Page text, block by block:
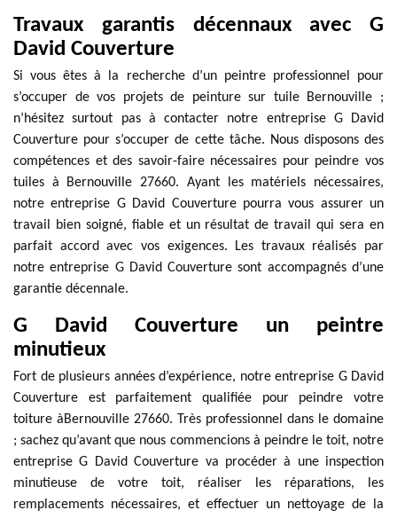
Travaux garantis décennaux avec G
David Couverture
Si vous êtes à la recherche d’un peintre professionnel pour
s’occuper de vos projets de peinture sur tuile Bernouville ;
n’hésitez surtout pas à contacter notre entreprise G David
Couverture pour s’occuper de cette tâche. Nous disposons des
compétences et des savoir-faire nécessaires pour peindre vos
tuiles à Bernouville 27660. Ayant les matériels nécessaires,
notre entreprise G David Couverture pourra vous assurer un
travail bien soigné, fiable et un résultat de travail qui sera en
parfait accord avec vos exigences. Les travaux réalisés par
notre entreprise G David Couverture sont accompagnés d’une
garantie décennale.
G David Couverture un peintre
minutieux
Fort de plusieurs années d’expérience, notre entreprise G David
Couverture est parfaitement qualifiée pour peindre votre
toiture àBernouville 27660. Très professionnel dans le domaine
; sachez qu’avant que nous commencions à peindre le toit, notre
entreprise G David Couverture va procéder à une inspection
minutieuse de votre toit, réaliser les réparations, les
remplacements nécessaires, et effectuer un nettoyage de la